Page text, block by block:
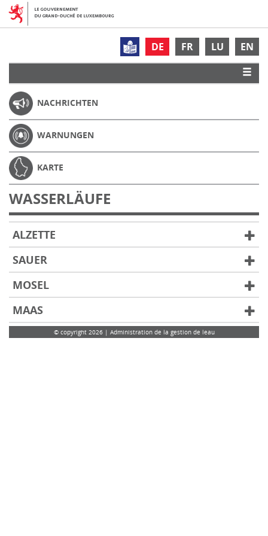
DE FR LU EN
NACHRICHTEN
WARNUNGEN
KARTE
WASSERLÄUFE
ALZETTE
SAUER
MOSEL
MAAS
© copyright 2026 | Administration de la gestion de leau